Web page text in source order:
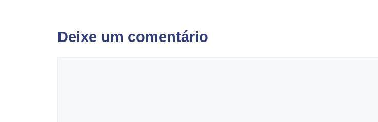
Deixe um comentário